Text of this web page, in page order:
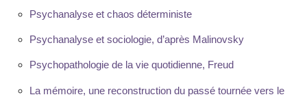
Psychanalyse et chaos déterministe
Psychanalyse et sociologie, d’après Malinovsky
Psychopathologie de la vie quotidienne, Freud
La mémoire, une reconstruction du passé tournée vers le